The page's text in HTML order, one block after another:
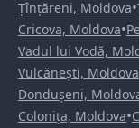
Țînțăreni, Moldova•
Cricova, Moldova•
Vadul lui Vodă,
Vulcănești, Moldova
Dondușeni,
Colonița, Moldova•